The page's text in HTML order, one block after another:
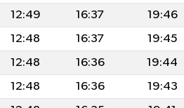
12:49 16:37 19:46
12:48 16:37 19:45
12:48 16:36 19:44
12:48 16:36 19:43